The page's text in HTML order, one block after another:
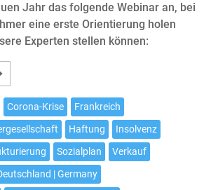
Jahr das folgende Webinar an, bei
eine erste Orientierung holen
Experten stellen können:
Corona-Krise
Frankreich
Haftung
Insolvenz
Sozialplan
Verkauf
| Germany